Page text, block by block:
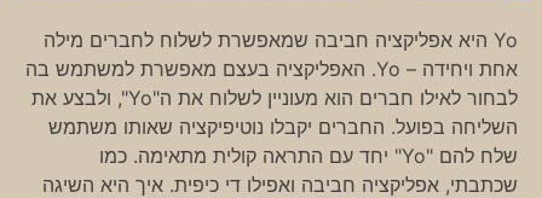
Yo היא אפליקציה חביבה שמאפשרת לשלוח לחברים מילה
אחת ויחידה – Yo. האפליקציה בעצם מאפשרת למשתמש בה
לבחור לאילו חברים הוא מעוניין לשלוח את ה"Yo", ולבצע את
השליחה בפועל. החברים יקבלו נוטיפיקציה שאותו משתמש
שלח להם "Yo" יחד עם התראה קולית מתאימה. כמו
שכתבתי, אפליקציה חביבה ואפילו די כיפית. איך היא השיגה